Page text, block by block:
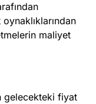
maliyet
gelecekteki fiyat